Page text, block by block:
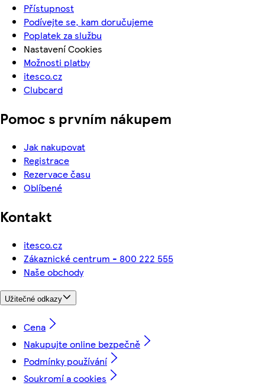
Přístupnost
Podívejte se, kam doručujeme
Poplatek za službu
Nastavení Cookies
Možnosti platby
itesco.cz
Clubcard
Pomoc s prvním nákupem
Jak nakupovat
Registrace
Rezervace času
Oblíbené
Kontakt
itesco.cz
Zákaznické centrum - 800 222 555
Naše obchody
Užitečné odkazy
Cena
Nakupujte online bezpečně
Podmínky používání
Soukromí a cookies